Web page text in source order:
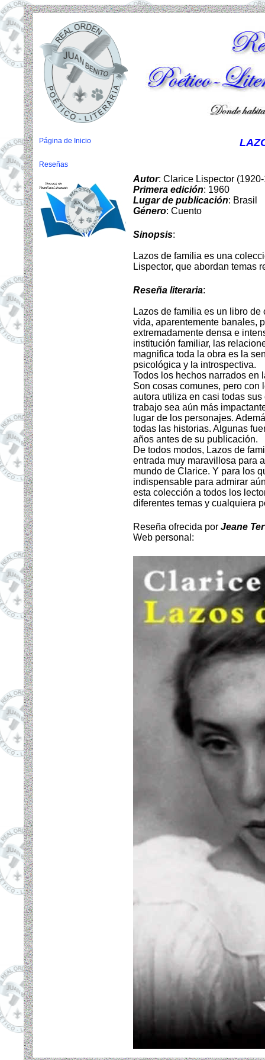
Página de Inicio
Reseñas
Autor: Clarice Lispector
Primera edición: 1960
Lugar de publicación: Brasil
Género: Cuento
Sinopsis:
Lazos de familia es una
Lispector, que abordan temas
Reseña literaria:
Lazos de familia es un libro
vida, aparentemente banales,
extremadamente densa e
institución familiar, las
magnifica toda la obra es la
psicológica y la introspectiva.
Todos los hechos narrados en
Son cosas comunes, pero con
autora utiliza en casi todas
trabajo sea aún más
lugar de los personajes.
todas las historias. Algunas
años antes de su publicación.
De todos modos, Lazos de
entrada muy maravillosa para
mundo de Clarice. Y para los
indispensable para admirar
esta colección a todos los
diferentes temas y cualquiera
Reseña ofrecida por Jeane
Web personal: